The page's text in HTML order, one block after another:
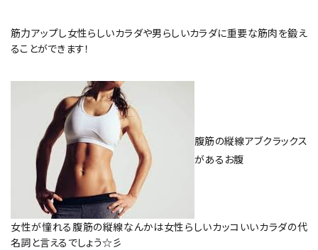
筋力アップし女性らしいカラダや男らしいカラダに重要な筋肉を鍛え
ることができます！
腹筋の縦線アブクラックス
があるお腹
女性が憧れる腹筋の縦線なんかは女性らしいカッコいいカラダの代
名詞と言えるでしょう☆彡